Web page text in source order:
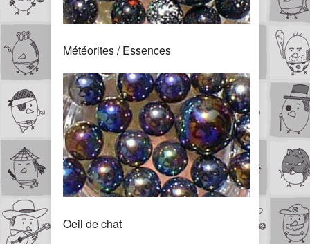
Météorites / Essences
Oeil de chat